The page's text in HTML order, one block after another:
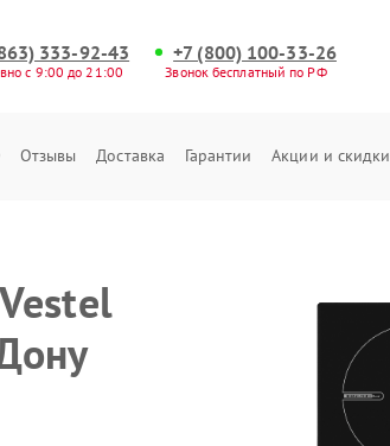
333-92-43
с 9:00 до 21:00
+7 (800) 100-33-26
Звонок бесплатный по РФ
Отзывы Доставка Гарантии Акции и скидки